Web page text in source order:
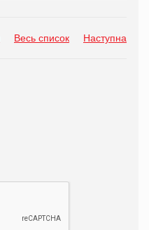
Весь список Наступна